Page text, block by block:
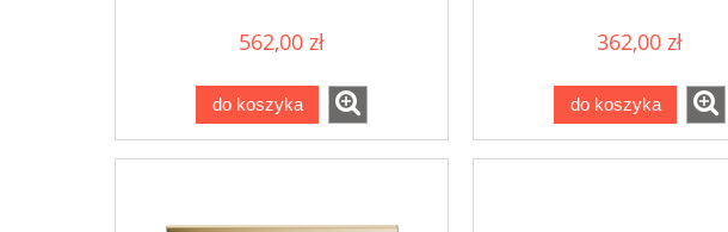
562,00 zł
do koszyka
362,00 zł
do koszyka